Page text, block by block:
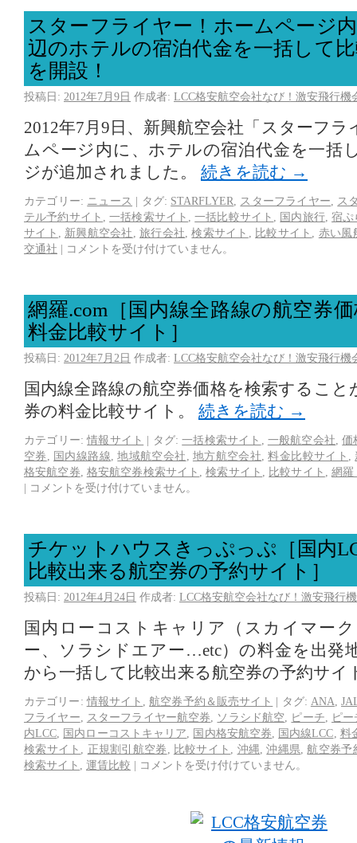
スターフライヤー！ホームページ
辺のホテルの宿泊代金を一括して
を開設！
投稿日: 2012年7月9日 作成者: LCC格安航空会社なび！激安飛行機
2012年7月9日、新興航空会社「スターフ
ムページ内に、ホテルの宿泊代金を一括
ジが追加されました。 続きを読む →
カテゴリー: ニュース | タグ: STARFLYER スターフライヤー
ス
テル予約サイト
,一括検索サイト ,一括比較サイト 国内旅行,宿ぷ
サイト
新興航空会社 ,旅行会社 ,検索サイト 比較サイト
赤い風
交通社 | コメントを受け付けていません。
網羅.com［国内線全路線の航空券
料金比較サイト］
投稿日: 2012年7月2日 作成者: LCC格安航空会社なび！激安飛行機
国内線全路線の航空券価格を検索すること
券の料金比較サイト。 続きを読む →
カテゴリー: 情報サイト | タグ: 一括検索サイト 一般航空会社 ,価
空券
国内線路線 ,地域航空会社 地方航空会社 ,料金比較サイト
格安航空券 格安航空券検索サイト ,検索サイト 比較サイト
網羅
| コメントを受け付けていません。
チケットハウスきっぷっぷ［国内
比較出来る航空券の予約サイト］
投稿日: 2012年4月24日 作成者: LCC格安航空会社なび！激安飛行
国内ローコストキャリア（スカイマー
ー、ソラシドエアー…etc）の料金を出発
から一括して比較出来る航空券の予約サイ
カテゴリー: 情報サイト ,航空券予約＆販売サイト | タグ: ANA
フライヤー
スターフライヤー航空券 ソラシド航空 ピーチ
ピ
内LCC
国内ローコストキャリア 国内格安航空券 国内線LCC 料
検索サイト
正規割引航空券 比較サイト 沖縄 ,沖縄県 ,航空券予
検索サイト
運賃比較 | コメントを受け付けていません。